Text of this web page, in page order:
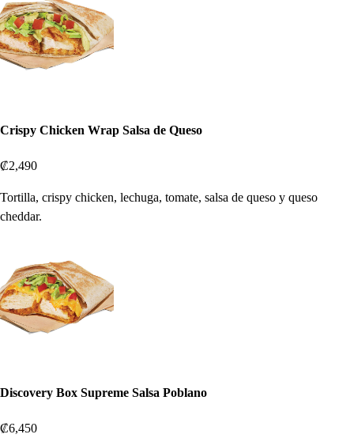
Crispy Chicken Wrap Salsa de Queso
₡2,490
Tortilla, crispy chicken, lechuga, tomate, salsa de queso y queso
cheddar.
Discovery Box Supreme Salsa Poblano
₡6,450